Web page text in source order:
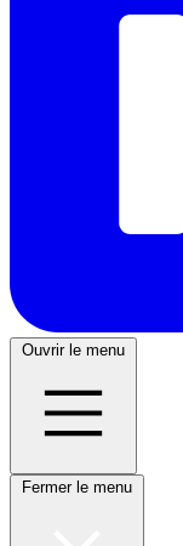
Ouvrir le menu
Fermer le menu